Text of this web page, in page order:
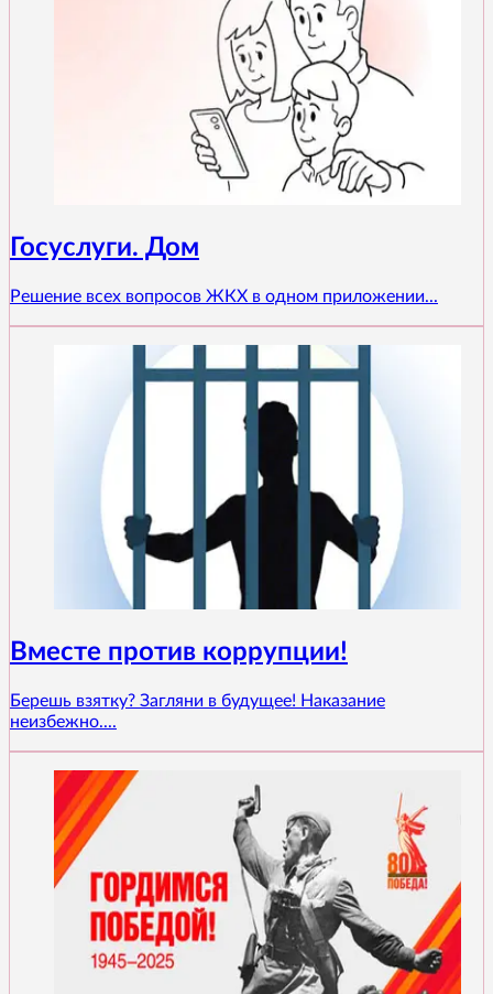
Госуслуги. Дом
Решение всех вопросов ЖКХ в одном приложении...
Вместе против коррупции!
Берешь взятку? Загляни в будущее! Наказание
неизбежно....